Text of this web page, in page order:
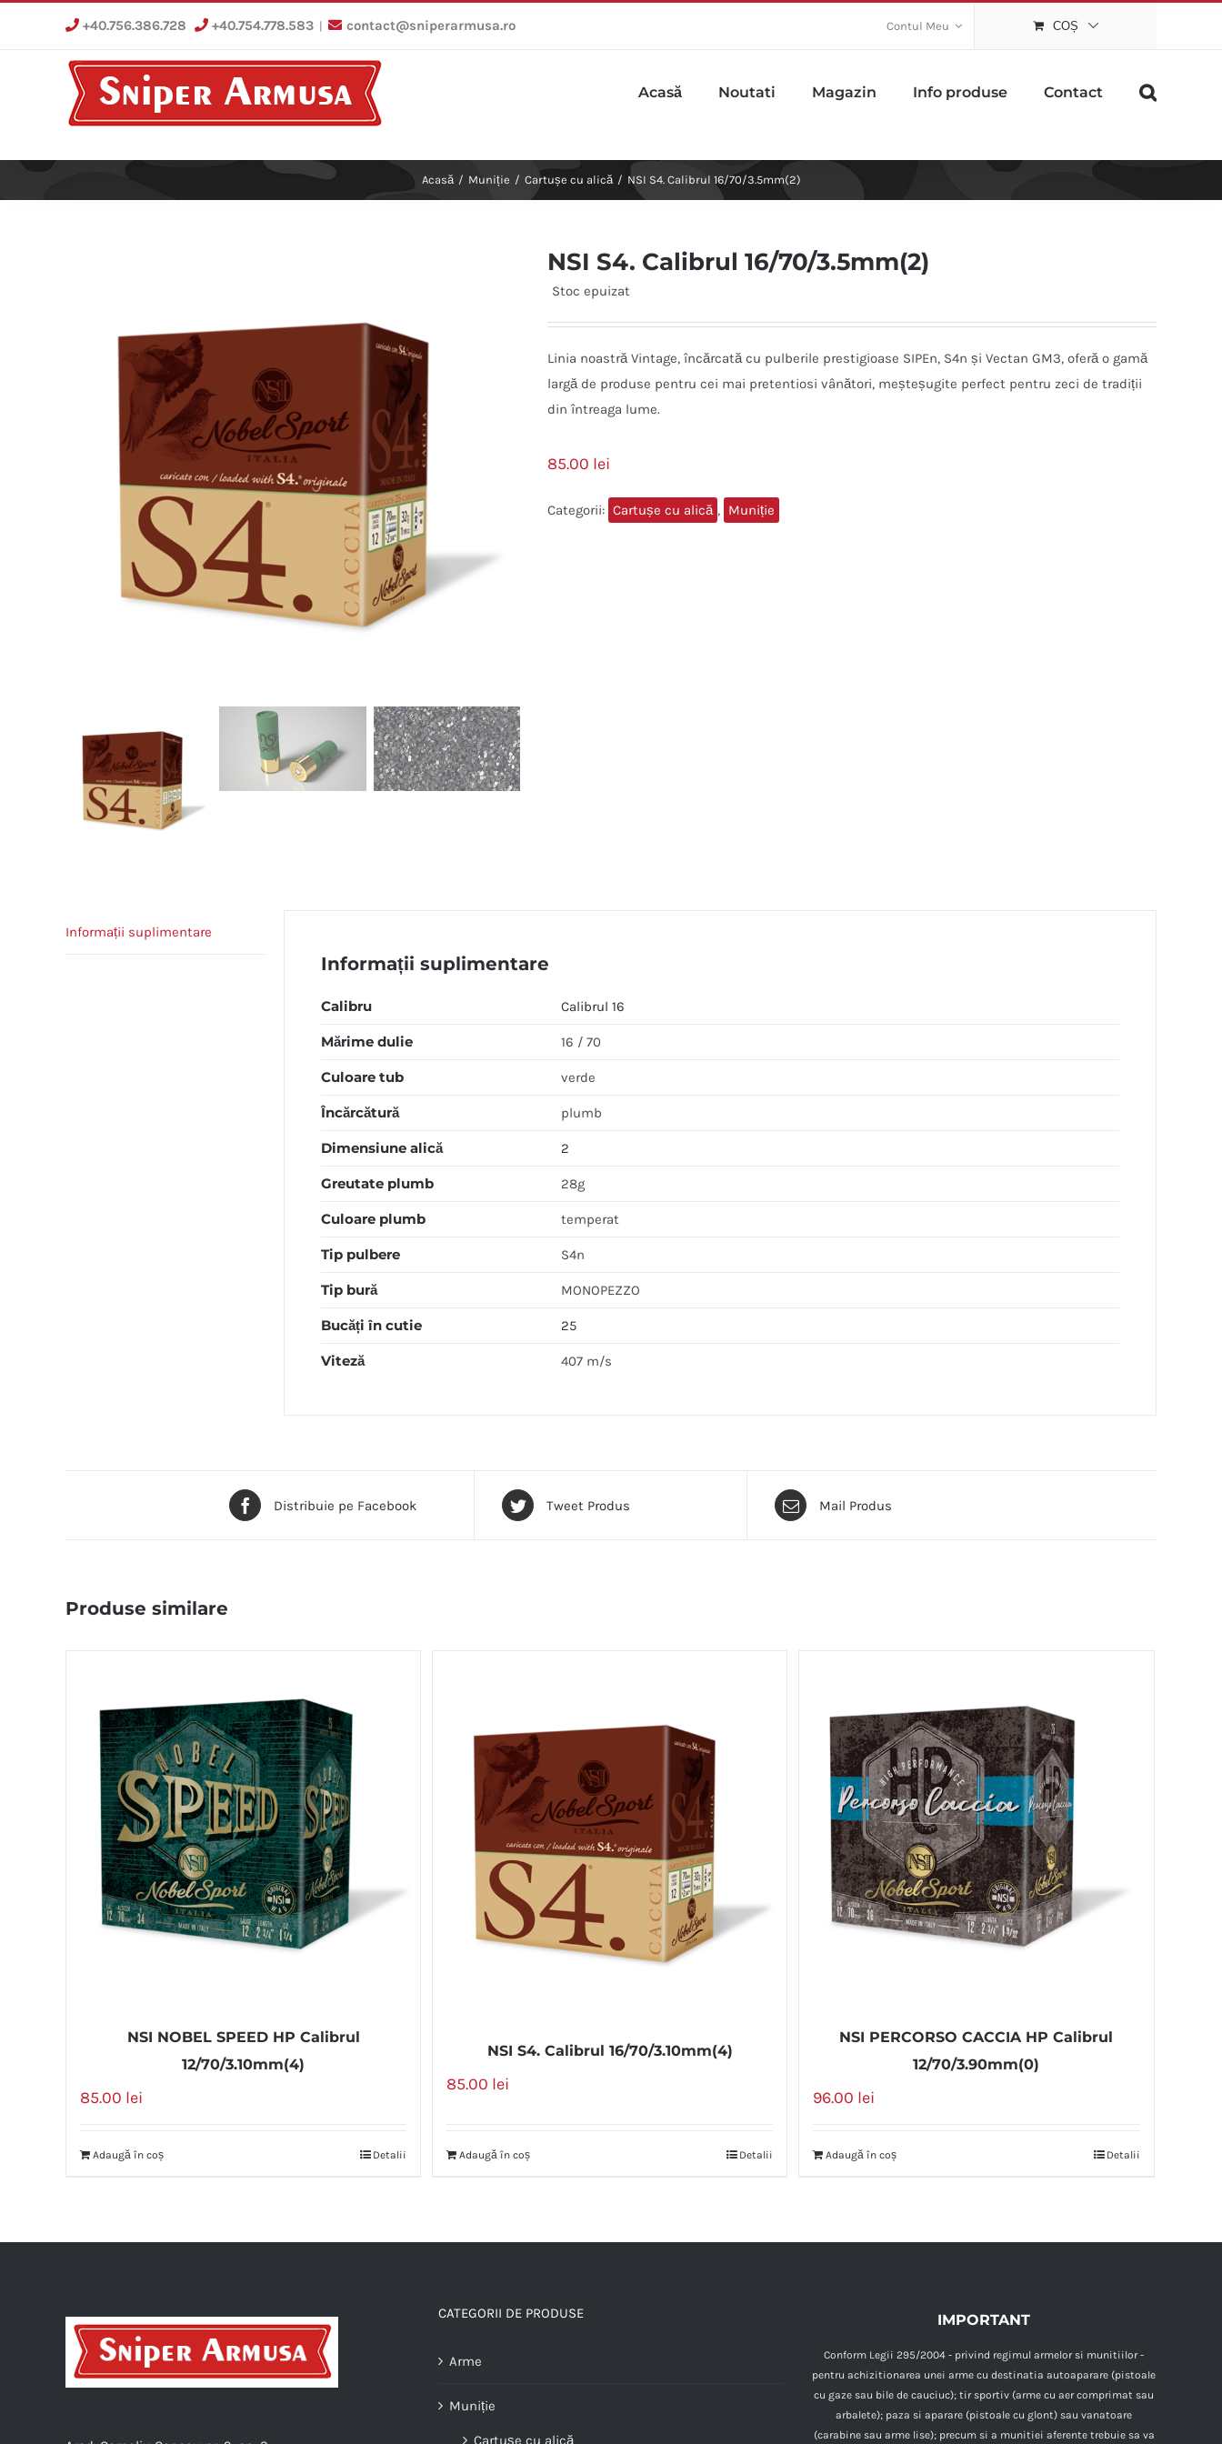
+40.756.386.728 +40.754.778.583 contact@sniperarmusa.ro Contul Meu COȘ
Acasă Noutati Magazin Info produse Contact
Acasă / Muniție / Cartușe cu alică / NSI S4. Calibrul 16/70/3.5mm(2)
NSI S4. Calibrul 16/70/3.5mm(2)
Stoc epuizat
Linia noastră Vintage, încărcată cu pulberile prestigioase SIPEn, S4n și Vectan GM3, oferă o gamă
largă de produse pentru cei mai pretentiosi vânători, meșteșugite perfect pentru zeci de tradiții
din întreaga lume.
85.00 lei
Categorii: Cartușe cu alică , Muniție
Informații suplimentare
Informații suplimentare
Calibru Calibrul 16
Mărime dulie 16 / 70
Culoare tub verde
Încărcătură plumb
Dimensiune alică 2
Greutate plumb 28g
Culoare plumb temperat
Tip pulbere S4n
Tip bură MONOPEZZO
Bucăți în cutie 25
Viteză 407 m/s
Distribuie pe Facebook Tweet Produs Mail Produs
Produse similare
NSI NOBEL SPEED HP Calibrul
12/70/3.10mm(4)
85.00 lei
Adaugă în coș Detalii
NSI S4. Calibrul 16/70/3.10mm(4)
85.00 lei
Adaugă în coș Detalii
NSI PERCORSO CACCIA HP Calibrul
12/70/3.90mm(0)
96.00 lei
Adaugă în coș Detalii
CATEGORII DE PRODUSE
Arme
Muniție
Cartușe cu alică
IMPORTANT
Conform Legii 295/2004 - privind regimul armelor si munitiilor -
pentru achizitionarea unei arme cu destinatia autoaparare (pistoale
cu gaze sau bile de cauciuc); tir sportiv (arme cu aer comprimat sau
arbalete); paza si aparare (pistoale cu glont) sau vanatoare
(carabine sau arme lise); precum si a munitiei aferente trebuie sa va